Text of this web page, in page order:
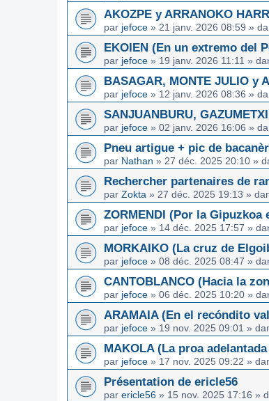
AKOZPE y ARRANOKO
par jefoce » 21 janv. 2026 08:59 »
EKOIEN (En un extremo del
par jefoce » 19 janv. 2026 11:11 »
BASAGAR, MONTE JULIO y
par jefoce » 12 janv. 2026 08:36 »
SANJUANBURU,
par jefoce » 02 janv. 2026 16:06 »
Pneu artigue + pic de
par Nathan » 27 déc. 2025 20:10 »
Rechercher partenaires de
par Zokta » 27 déc. 2025 19:13 »
ZORMENDI (Por la Gipuzkoa
par jefoce » 14 déc. 2025 17:57 »
MORKAIKO (La cruz de
par jefoce » 08 déc. 2025 08:47 »
CANTOBLANCO (Hacia la
par jefoce » 06 déc. 2025 10:20 »
ARAMAIA (En el recóndito
par jefoce » 19 nov. 2025 09:01 »
MAKOLA (La proa
par jefoce » 17 nov. 2025 09:22 »
Présentation de ericle56
par ericle56 » 15 nov. 2025 17:16 »